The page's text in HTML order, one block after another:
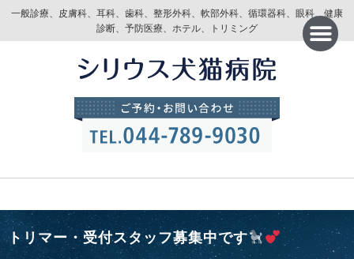
一般診療、皮膚科、耳科、歯科、整形外科、軟部外科、循環器科、眼科、健康
診断、予防医療、ホテル、トリミング
トリマー・受付スタッフ募集中です